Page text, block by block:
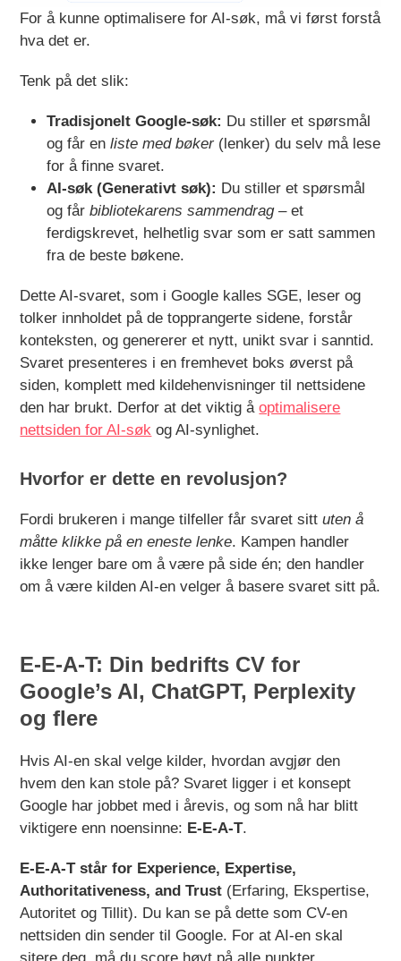
For å kunne optimalisere for AI-søk, må vi først forstå
hva det er.
Tenk på det slik:
Tradisjonelt Google-søk: Du stiller et spørsmål
og får enliste med bøker(lenker) du selv må lese
for å finne svaret.
AI-søk (Generativt søk): Du stiller et spørsmål
og fårbibliotekarens sammendrag– et
ferdigskrevet, helhetlig svar som er satt sammen
fra de beste bøkene.
Dette AI-svaret, som i Google kalles SGE, leser og
tolker innholdet på de topprangerte sidene, forstår
konteksten, og genererer et nytt, unikt svar i sanntid.
Svaret presenteres i en fremhevet boks øverst på
siden, komplett med kildehenvisninger til nettsidene
den har brukt. Derfor at det viktig åoptimalisere
nettsiden for AI-søk og AI-synlighet.
Hvorfor er dette en revolusjon?
Fordi brukeren i mange tilfeller får svaret sittuten å
måtte klikke på en eneste lenke. Kampen handler
ikke lenger bare om å være på side én; den handler
om å være kilden AI-en velger å basere svaret sitt på.
E-E-A-T: Din bedrifts CV for
Google’s AI, ChatGPT, Perplexity
og flere
Hvis AI-en skal velge kilder, hvordan avgjør den
hvem den kan stole på? Svaret ligger i et konsept
Google har jobbet med i årevis, og som nå har blitt
viktigere enn noensinne: E-E-A-T.
E-E-A-T står for Experience, Expertise,
Authoritativeness, and Trust (Erfaring, Ekspertise,
Autoritet og Tillit). Du kan se på dette som CV-en
nettsiden din sender til Google. For at AI-en skal